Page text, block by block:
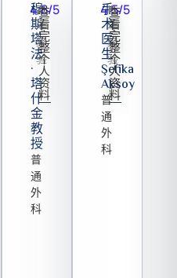
4.8/5
穆
斯
塔
法
·
塔
什
金
教
授
普
通
外
科
25
年
经
验
查
看
完
整
个
人
资
料
4.5/5
手
术
医
生
Şefika
Aksoy
普
通
外
科
15
年
经
验
查
看
完
整
个
人
资
料